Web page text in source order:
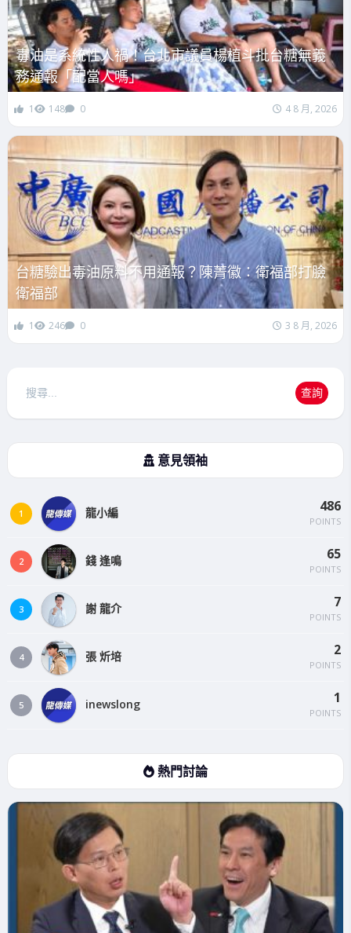
毒油是系統性人禍！台北市議員楊植斗批台糖無義
務通報「配當人嗎」
1 148 0 4 8 月, 2026
台糖驗出毒油原料不用通報？陳菁徽：衛福部打臉
衛福部
1 246 0 3 8 月, 2026
搜
查詢
意見領袖
1 龍小編 486
POINTS
2 錢 逢鳴 65
POINTS
3 謝 龍介 7
POINTS
4 張 炘培 2
POINTS
5 inewslong 1
POINTS
熱門討論